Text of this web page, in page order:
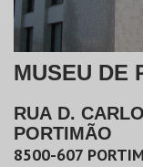
MUSEU DE
RUA D.
PORTIMÃO
8500-607